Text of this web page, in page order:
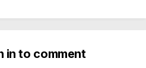
in to comment